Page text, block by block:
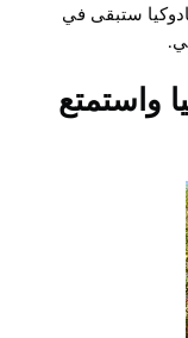
ستبقى في
واستمتع